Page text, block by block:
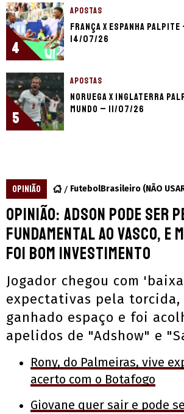
4
APOSTAS
França x Espanha palpite
14/07/26
5
APOSTAS
Noruega x Inglaterra
Mundo – 11/07/26
OPINIÃO FutebolBrasileiro (NÃO
Opinião: Adson pode ser
fundamental ao Vasco, e
foi bom investimento
Jogador chegou com
expectativas pela torcida,
ganhado espaço e foi
apelidos de "Adshow" e
Rony, do Palmeiras, vive
acerto com o Botafogo
Giovane quer sair e pode